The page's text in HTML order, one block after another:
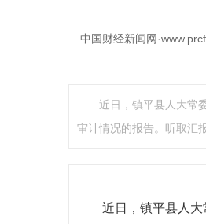
中国财经新闻网
近日，镇平县人大常
审计情况的报告。听取汇
近日，镇平县人